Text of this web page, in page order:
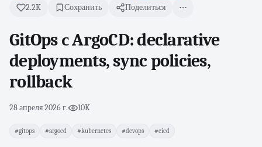
2.2K Сохранить Поделиться
GitOps с ArgoCD: declarative
deployments, sync policies,
rollback
28 апреля 2026 г.· 10K
#gitops #argocd #kubernetes #devops #cicd